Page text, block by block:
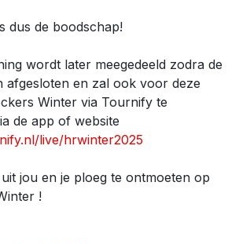
dus de boodschap!
wordt later meegedeeld zodra de
afgesloten en zal ook voor deze
Winter via Tournify te
de app of website
live/hrwinter2025
jou en je ploeg te ontmoeten op
!